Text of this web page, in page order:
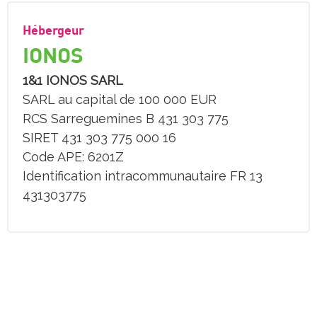
Hébergeur
IONOS
1&1 IONOS SARL
SARL au capital de 100 000 EUR
RCS Sarreguemines B 431 303 775
SIRET 431 303 775 000 16
Code APE: 6201Z
Identification intracommunautaire FR 13
431303775